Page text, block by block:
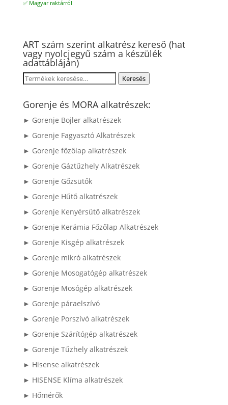
✅ Magyar raktárról
ART szám szerint alkatrész kereső (hat
vagy nyolcjegyű szám a készülék
adattábláján)
Keresés
következőre:
Keresés
Gorenje és MORA alkatrészek:
► Gorenje Bojler alkatrészek
► Gorenje Fagyasztó Alkatrészek
► Gorenje főzőlap alkatrészek
► Gorenje Gáztűzhely Alkatrészek
► Gorenje Gőzsütők
► Gorenje Hűtő alkatrészek
► Gorenje Kenyérsütő alkatrészek
► Gorenje Kerámia Főzőlap Alkatrészek
► Gorenje Kisgép alkatrészek
► Gorenje mikró alkatrészek
► Gorenje Mosogatógép alkatrészek
► Gorenje Mosógép alkatrészek
► Gorenje páraelszívó
► Gorenje Porszívó alkatrészek
► Gorenje Szárítógép alkatrészek
► Gorenje Tűzhely alkatrészek
► Hisense alkatrészek
► HISENSE Klíma alkatrészek
► Hőmérők